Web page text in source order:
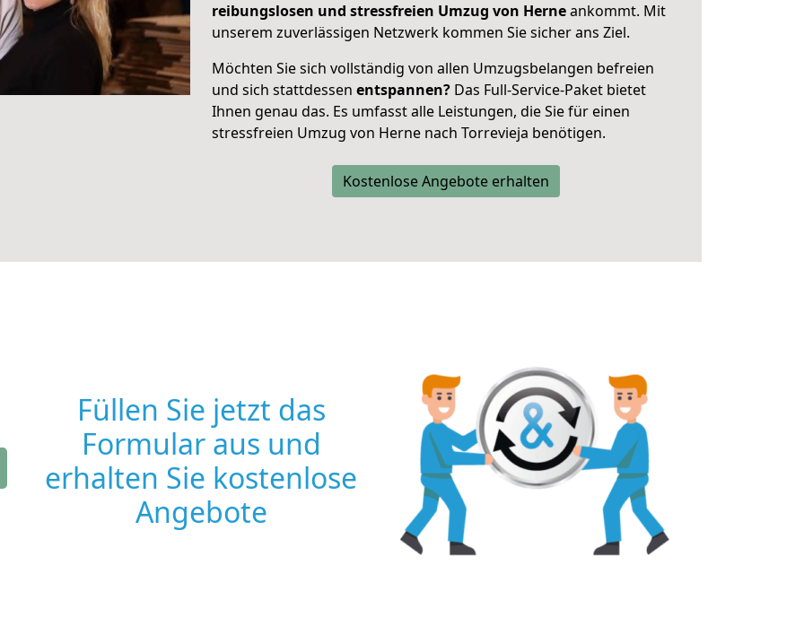
reibungslosen und stressfreien Umzug von Herneankommt. Mit
unserem zuverlässigen Netzwerk kommen Sie sicher ans Ziel.
Möchten Sie sich vollständig von allen Umzugsbelangen befreien
und sich stattdessen entspannen? Das Full-Service-Paket bietet
Ihnen genau das. Es umfasst alle Leistungen, die Sie für einen
stressfreien Umzug von Herne nach Torrevieja benötigen.
Kostenlose Angebote erhalten
Füllen Sie jetzt das
Formular aus und
erhalten Sie kostenlose
Angebote